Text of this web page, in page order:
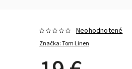
Značka:Tom Linen
Neohodnotené